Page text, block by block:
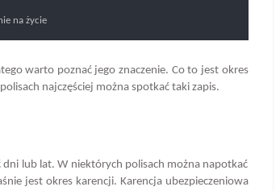
na życie
warto poznać jego znaczenie. Co to jest okres
najczęściej można spotkać taki zapis.
dni lub lat. W niektórych polisach można napotkać
jest okres karencji. Karencja ubezpieczeniowa